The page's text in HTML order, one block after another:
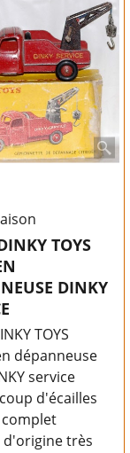
TOYS
DINKY
TOYS
dépanneuse
service
d'écailles
complet
d'origine très